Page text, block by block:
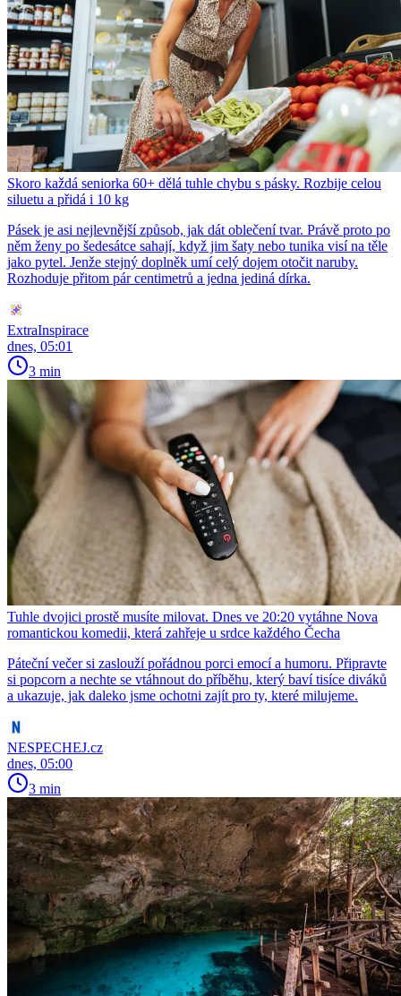
Skoro každá seniorka 60+ dělá tuhle chybu s pásky. Rozbije celou
siluetu a přidá i 10 kg
Pásek je asi nejlevnější způsob, jak dát oblečení tvar. Právě proto po
něm ženy po šedesátce sahají, když jim šaty nebo tunika visí na těle
jako pytel. Jenže stejný doplněk umí celý dojem otočit naruby.
Rozhoduje přitom pár centimetrů a jedna jediná dírka.
ExtraInspirace
dnes, 05:01
3 min
Tuhle dvojici prostě musíte milovat. Dnes ve 20:20 vytáhne Nova
romantickou komedii, která zahřeje u srdce každého Čecha
Páteční večer si zaslouží pořádnou porci emocí a humoru. Připravte
si popcorn a nechte se vtáhnout do příběhu, který baví tisíce diváků
a ukazuje, jak daleko jsme ochotni zajít pro ty, které milujeme.
NESPECHEJ.cz
dnes, 05:00
3 min